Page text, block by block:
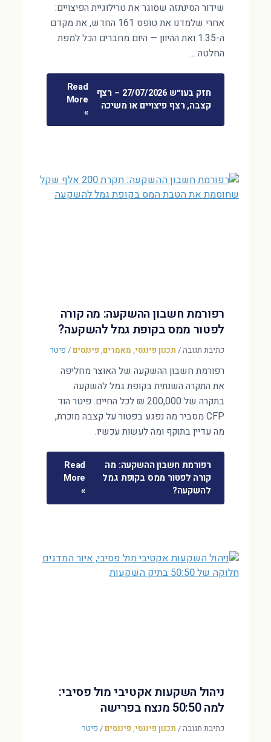
שידור הסינתזה שסוגר את טרילוגיית הפיצויים:
אחרי שלמדנו את טופס 161 החדש, את מקדם
ה-1.35 ואת ההיוון — היום מחברים הכל למפת
החלטה …
חזק בעו״ש 27/07/2026 – רצף
קצבה, רצף פיצויים או משיכה
Read
More
»
רפורמת חשבון ההשקעה: מה קורה
לפטור ממס בקופת גמל להשקעה?
כתיבת תגובה/ תכנון פיננסי, מאמרים, פיננסים / פיטר
רפורמת חשבון ההשקעה של האוצר מחליפה
את התקרה השנתית בקופת גמל להשקעה
בתקרה של 200,000 ₪ לכל החיים. פיטר הוד
CFP מסביר מה נפגע בפטור על קצבה מוכרת,
מה עדיין בתוקף ומה לעשות עכשיו.
רפורמת חשבון ההשקעה: מה
קורה לפטור ממס בקופת גמל
להשקעה?
Read
More
»
ניהול השקעות אקטיבי מול פסיבי:
למה 50:50 מנצח בפרישה
כתיבת תגובה/ תכנון פיננסי, פיננסים / פיטר